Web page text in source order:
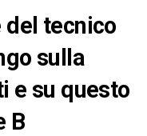
del tecnico
sulla
e su questo
B